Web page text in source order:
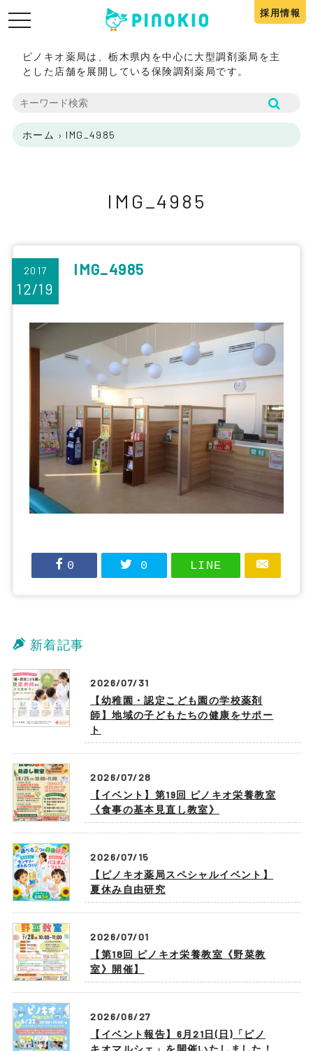
toggle
採用情報
ピノキオ薬局は、栃木県内を中心に大型調剤薬局を主
とした店舗を展開している保険調剤薬局です。
ホーム › IMG_4985
IMG_4985
2017
12/19
IMG_4985
0 0 LINE
新着記事
2026/07/31
【幼稚園・認定こども園の学校薬剤
師】地域の子どもたちの健康をサポー
ト
2026/07/28
【イベント】第19回 ピノキオ栄養教室
《食事の基本見直し教室》
2026/07/15
【ピノキオ薬局スペシャルイベント】
夏休み自由研究
2026/07/01
【第18回 ピノキオ栄養教室《野菜教
室》開催】
2026/06/27
【イベント報告】6月21日(日)「ピノ
キオマルシェ」を開催いたしました！